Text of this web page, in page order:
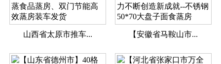
山西省太原市推车... 【安徽省马鞍山市...